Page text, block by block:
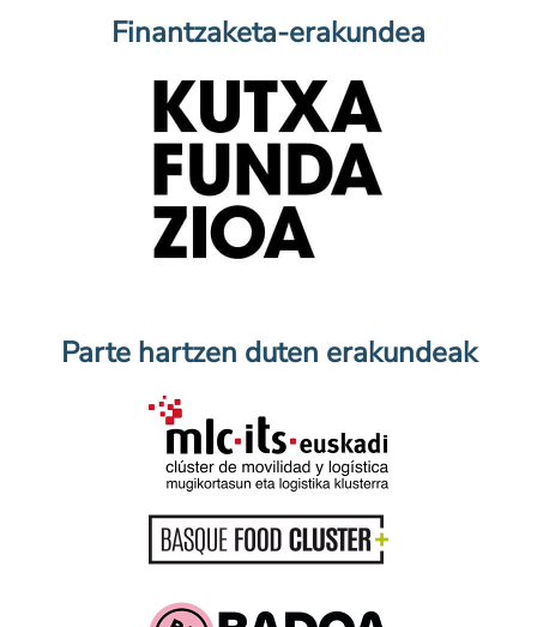
Finantzaketa-erakundea
Parte hartzen duten erakundeak